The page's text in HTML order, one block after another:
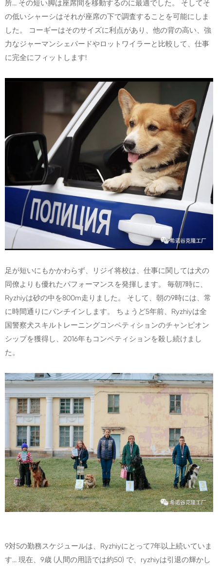
所... その短い脚は座席間を移動するのに最適でした。 そしてそ
の低いシャーシはそれが座席の下で調査することを可能にしま
した。 コーギーはそのサイズに利点があり、他の背の高い、強
力なジャーマンシェパードやロットワイラーと比較して、仕事
に完全にフィットします!
足が短いにもかかわらず、リジイ将校は、仕事に関しては犬の
同僚よりも優れたパフォーマンスを発揮します。 毎朝7時に、
Ryzhiyは砂の中を800m走りました。 そして、朝の9時には、常
に時間通りにパンチインします。 ちょうど5年前、Ryzhiyは全
国警察犬スキルトレーニングコンペティションのチャンピオン
シップを獲得し、2016年もコンペティションを殺し続けまし
た。
9対5の勤務スケジュールは、Ryzhiyにとって7年以上続いていま
す... 現在、9歳 (人間の用語では約50) で、ryzhiyは引退の輝かし